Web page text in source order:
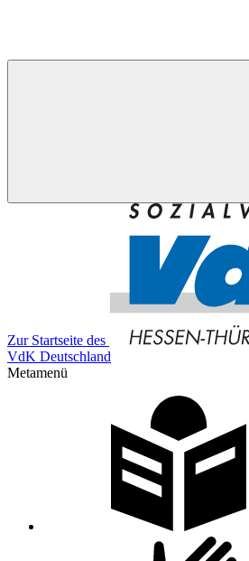
Zur Startseite des
VdK Deutschland
Metamenü